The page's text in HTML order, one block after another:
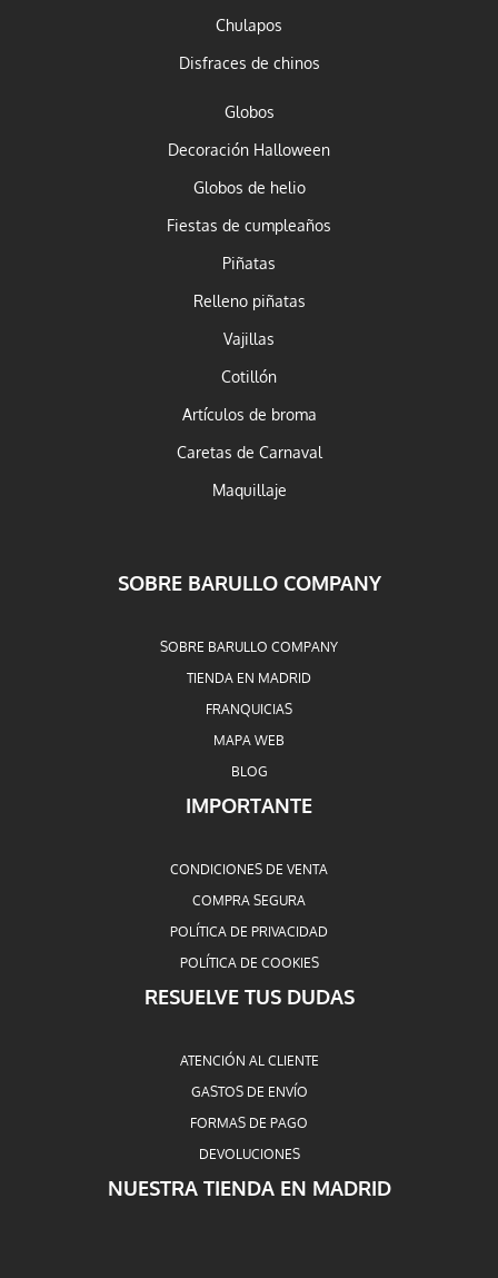
Chulapos
Disfraces de chinos
Globos
Decoración Halloween
Globos de helio
Fiestas de cumpleaños
Piñatas
Relleno piñatas
Vajillas
Cotillón
Artículos de broma
Caretas de Carnaval
Maquillaje
SOBRE BARULLO COMPANY
SOBRE BARULLO COMPANY
TIENDA EN MADRID
FRANQUICIAS
MAPA WEB
BLOG
IMPORTANTE
CONDICIONES DE VENTA
COMPRA SEGURA
POLÍTICA DE PRIVACIDAD
POLÍTICA DE COOKIES
RESUELVE TUS DUDAS
ATENCIÓN AL CLIENTE
GASTOS DE ENVÍO
FORMAS DE PAGO
DEVOLUCIONES
NUESTRA TIENDA EN MADRID